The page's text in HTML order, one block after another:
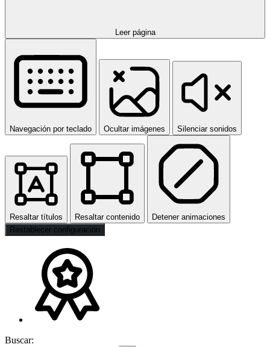
Leer página
Navegación por teclado Ocultar imágenes Silenciar sonidos
Resaltar títulos Resaltar contenido
Detener animaciones
Restablecer configuración
Buscar: